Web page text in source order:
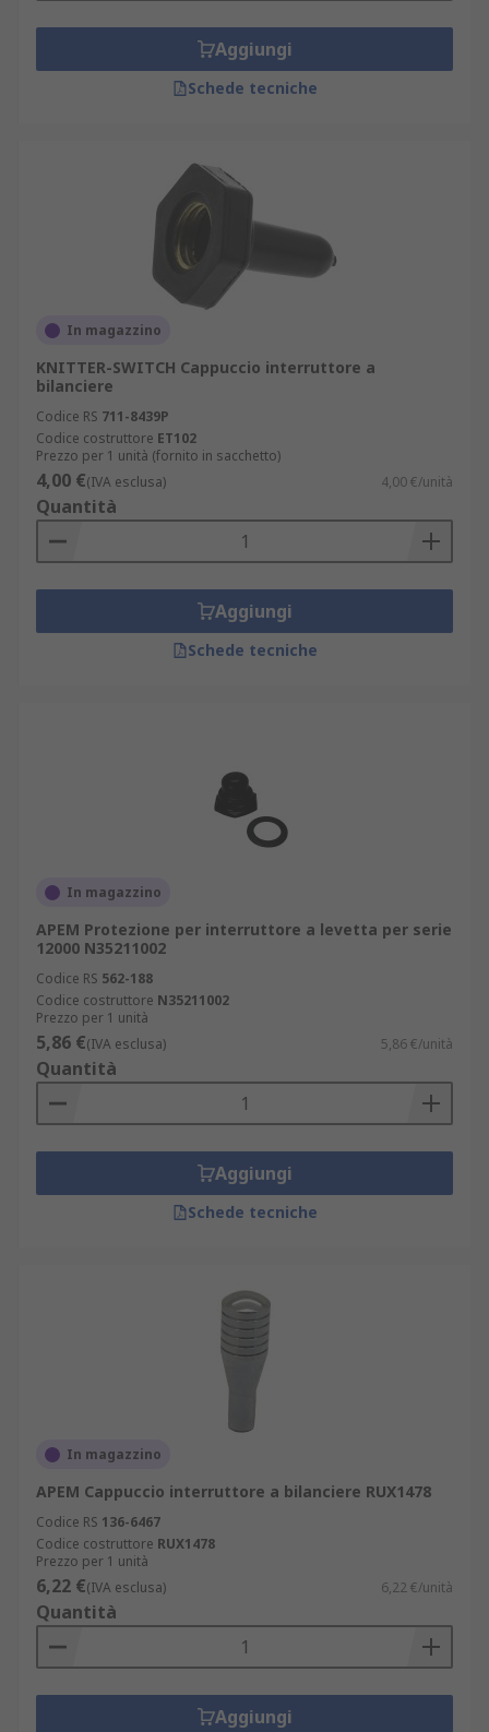
Aggiungi
Schede tecniche
In magazzino
KNITTER-SWITCH Cappuccio interruttore a
bilanciere
Codice RS 711-8439P
Codice costruttore ET102
Prezzo per 1 unità (fornito in sacchetto)
4,00 €(IVA esclusa) 4,00 €/unità
Quantità
Aggiungi
Schede tecniche
In magazzino
APEM Protezione per interruttore a levetta per serie
12000 N35211002
Codice RS 562-188
Codice costruttore N35211002
Prezzo per 1 unità
5,86 €(IVA esclusa) 5,86 €/unità
Quantità
Aggiungi
Schede tecniche
In magazzino
APEM Cappuccio interruttore a bilanciere RUX1478
Codice RS 136-6467
Codice costruttore RUX1478
Prezzo per 1 unità
6,22 €(IVA esclusa) 6,22 €/unità
Quantità
Aggiungi